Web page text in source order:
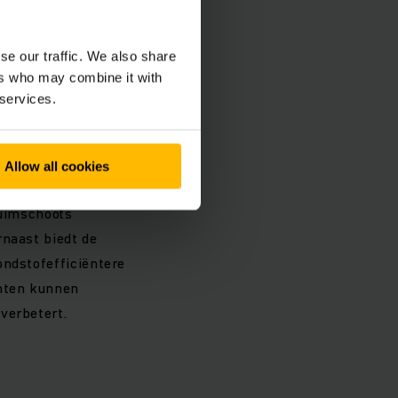
our traffic. We also share
who may combine it with
Allow all cookies
in realistische
onder
inzichten
gebouwd
biedt de
kunnen